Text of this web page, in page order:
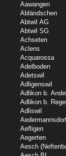
Aawangen
Abländschen
Abtwil AG
Abtwil SG
Achseten
Aclens
Acquarossa
Adelboden
Adetswil
Adligenswil
Adlikon b.
Adlikon b.
Adliswil
Aefligen
Aegerten
Aesch